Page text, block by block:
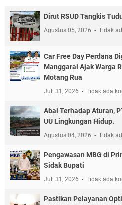
Dirut RSUD Tangkis
Agustus 05, 2026 Tidak
Car Free Day Perdana
Manggarai Ajak Warga
Motang Rua
Juli 31, 2026 Tidak ada
Abai Terhadap Aturan,
UU Lingkungan Hidup.
Agustus 04, 2026 Tidak
Pengawasan MBG di
Sidak Bupati
Juli 31, 2026 Tidak ada
Pastikan Pelayanan